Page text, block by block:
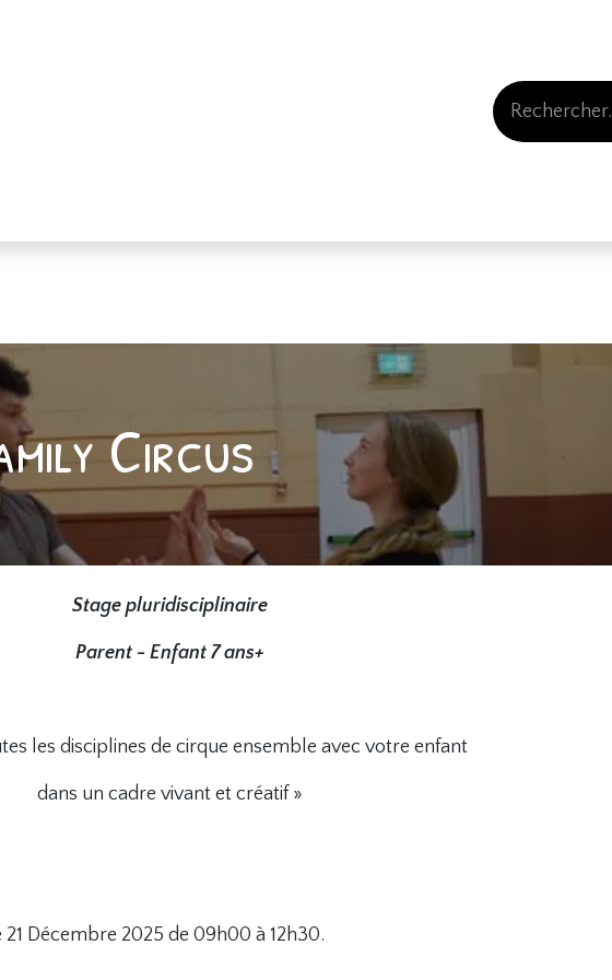
Circus
Stage pluridisciplinaire
Parent - Enfant 7 ans+
les disciplines de cirque ensemble avec votre enfant
dans un cadre vivant et créatif »
Décembre 2025 de 09h00 à 12h30.